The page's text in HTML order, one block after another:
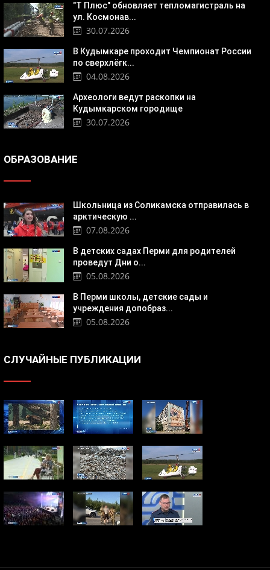
"Т Плюс" обновляет тепломагистраль на
ул. Космонав...
30.07.2026
В Кудымкаре проходит Чемпионат России
по сверхлёгк...
04.08.2026
Археологи ведут раскопки на
Кудымкарском городище
30.07.2026
ОБРАЗОВАНИЕ
Школьница из Соликамска отправилась в
арктическую ...
07.08.2026
В детских садах Перми для родителей
проведут Дни о...
05.08.2026
В Перми школы, детские сады и
учреждения допобраз...
05.08.2026
СЛУЧАЙНЫЕ ПУБЛИКАЦИИ